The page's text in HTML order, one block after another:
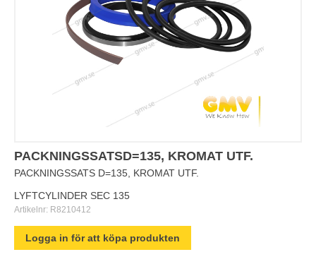
PACKNINGSSATSD=135, KROMAT UTF.
PACKNINGSSATS D=135, KROMAT UTF.
LYFTCYLINDER SEC 135
Artikelnr: R8210412
Logga in för att köpa produkten